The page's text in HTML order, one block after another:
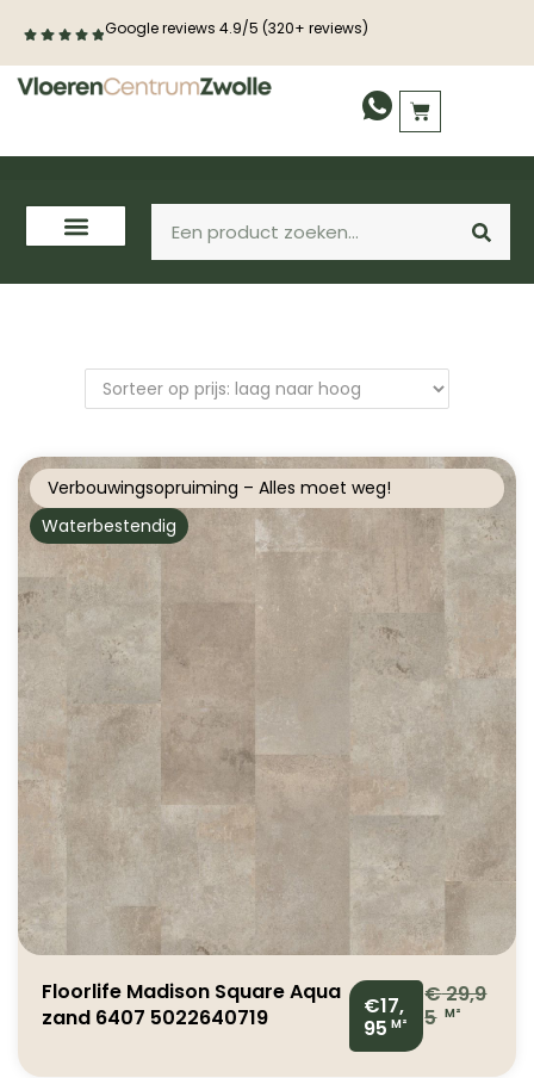
Google reviews 4.9/5 (320+ reviews)
Verbouwingsopruiming – Alles moet weg!
Waterbestendig
Floorlife Madison Square Aqua
zand 6407 5022640719
€17,
95 M²
€29,9
5 M²